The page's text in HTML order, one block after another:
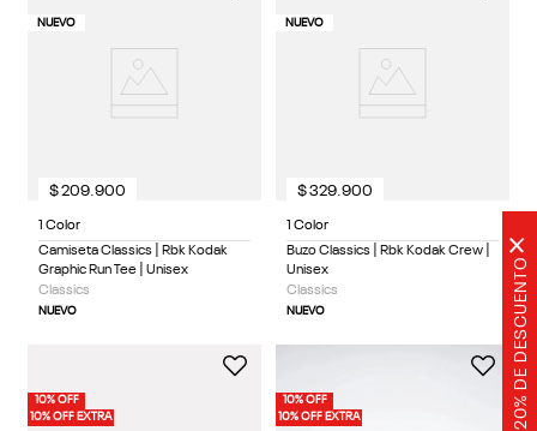
20% DE DESCUENTO
×
NUEVO
1 Color
Camiseta Classics | Rbk Kodak
Graphic Run Tee | Unisex
Classics
NUEVO
$209.900
NUEVO
1 Color
Buzo Classics | Rbk Kodak Crew |
Unisex
Classics
NUEVO
$329.900
10% OFF
10% OFF EXTRA
10% OFF
10% OFF EXTRA